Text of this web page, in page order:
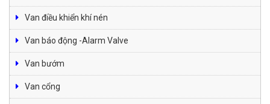
Van điều khiển khí nén
Van báo động -Alarm Valve
Van bướm
Van cổng